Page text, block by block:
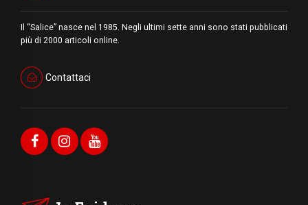
Il “Salice” nasce nel 1985. Negli ultimi sette anni sono stati pubblicati
più di 2000 articoli online.
Contattaci